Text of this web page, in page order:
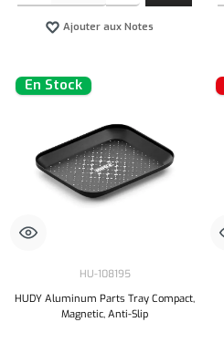
Ajouter aux Notes
En Stock
HU-108195
HUDY Aluminum Parts Tray Compact,
Magnetic, Anti-Slip